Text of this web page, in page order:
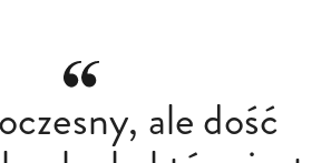
ale dość